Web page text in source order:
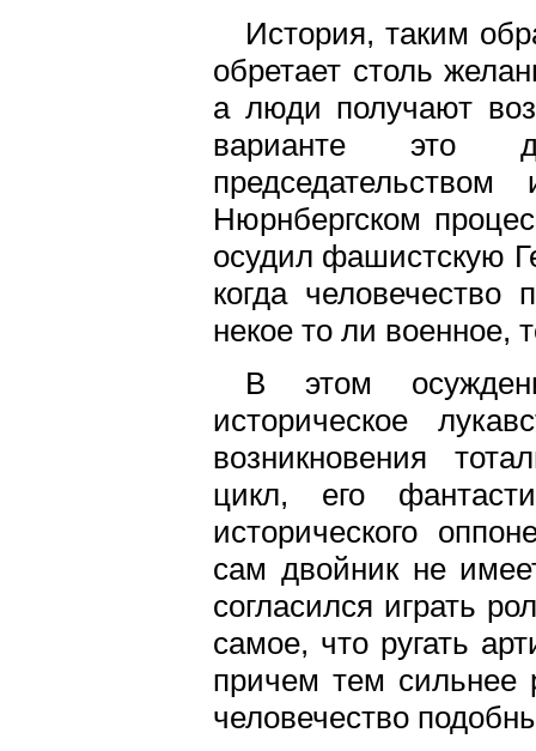
История, таким
обретает столь
а люди получают
варианте это
Нюрнбергском
осудил фашистскую
когда
некое то ли военное,
В этом
историческое
возникновения
цикл, его
исторического
сам двойник не
согласился играть
самое, что ругать
причем тем сильнее
человечество